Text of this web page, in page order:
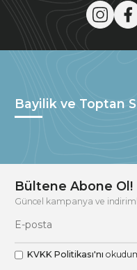
Bayilik ve Toptan
Bültene Abone Ol!
Güncel kampanya ve
KVKK Politikası'nı